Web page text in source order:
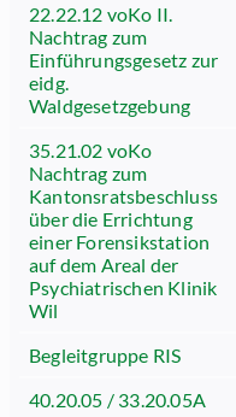
22.22.12 voKo II.
Nachtrag zum
Einführungsgesetz zur
eidg.
Waldgesetzgebung
35.21.02 voKo
Nachtrag zum
Kantonsratsbeschluss
über die Errichtung
einer Forensikstation
auf dem Areal der
Psychiatrischen Klinik
Wil
Begleitgruppe RIS
40.20.05 / 33.20.05A